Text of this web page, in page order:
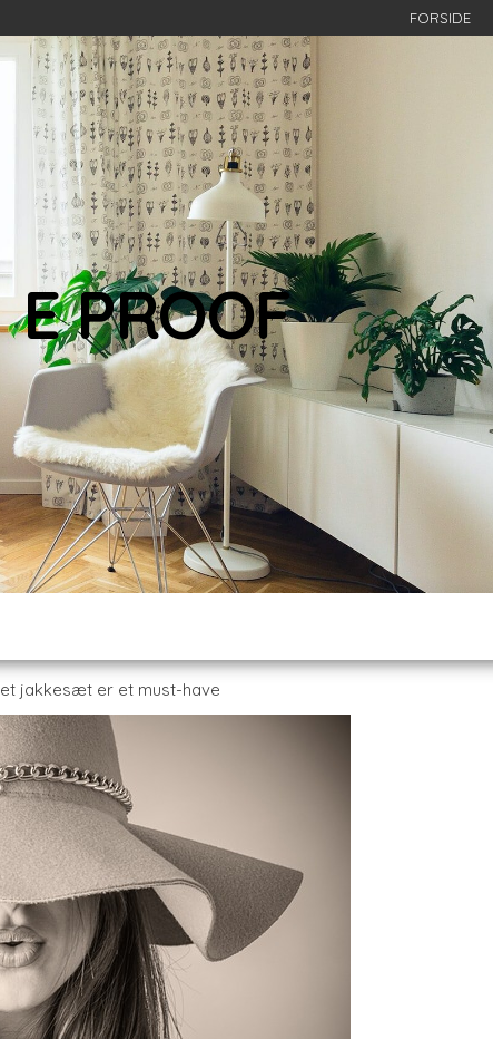
FORSIDE
E PROOF
jakkesæt er et must-have